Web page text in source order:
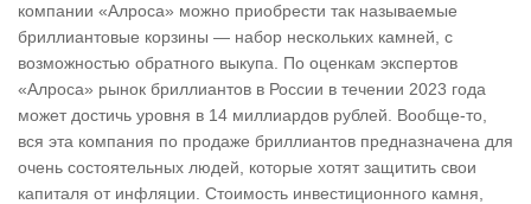
компании «Алроса» можно приобрести так называемые
бриллиантовые корзины — набор нескольких камней, с
возможностью обратного выкупа. По оценкам экспертов
«Алроса» рынок бриллиантов в России в течении 2023 года
может достичь уровня в 14 миллиардов рублей. Вообще-то,
вся эта компания по продаже бриллиантов предназначена для
очень состоятельных людей, которые хотят защитить свои
капиталя от инфляции. Стоимость инвестиционного камня,